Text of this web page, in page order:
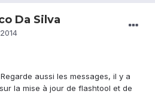
Da Silva
aussi les messages, il y a
la mise à jour de flashtool et de